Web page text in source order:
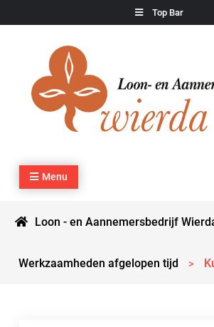
to
Top Bar
Loon – en
Kraan- en machineverhuur,
cultuurtechnisch werk en
Menu
Loon - en Aannemersbedrijf
Werkzaamheden afgelopen tijd >